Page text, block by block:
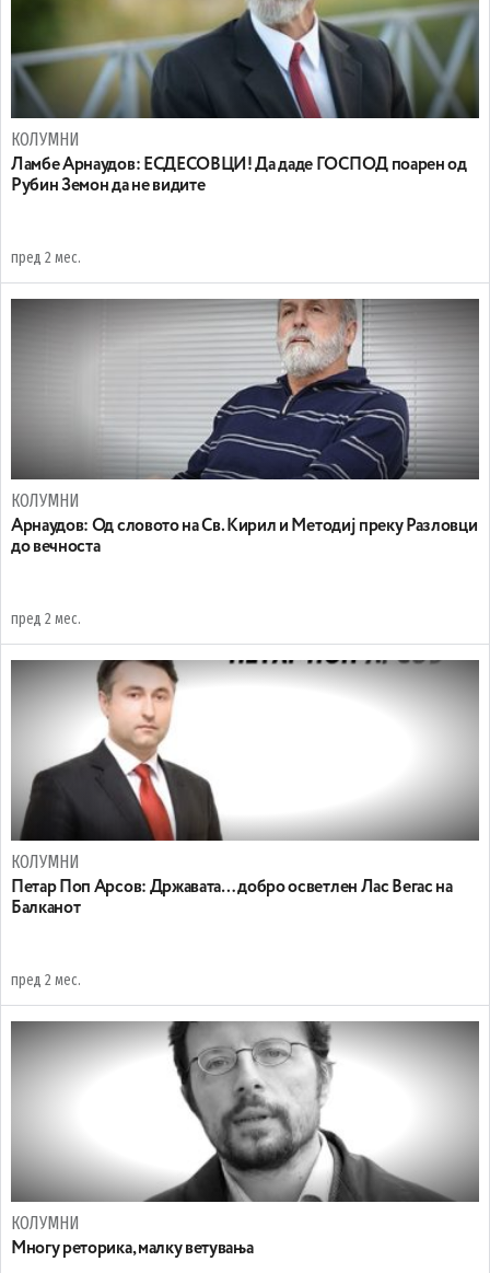
КОЛУМНИ
Ламбе Арнаудов: ЕСДЕСОВЦИ! Да даде ГОСПОД поарен од
Рубин Земон да не видите
пред 2 мес.
КОЛУМНИ
Арнаудов: Од словото на Св. Кирил и Методиј преку Разловци
до вечноста
пред 2 мес.
КОЛУМНИ
Петар Поп Арсов: Државата… добро осветлен Лас Вегас на
Балканот
пред 2 мес.
КОЛУМНИ
Многу реторика, малку ветувања